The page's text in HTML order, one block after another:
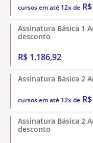
cursos em até 12x de
Assinatura Básica 1
desconto
R$ 1.186,92
Assinatura Básica 2
cursos em até 12x de
Assinatura Básica 2
desconto